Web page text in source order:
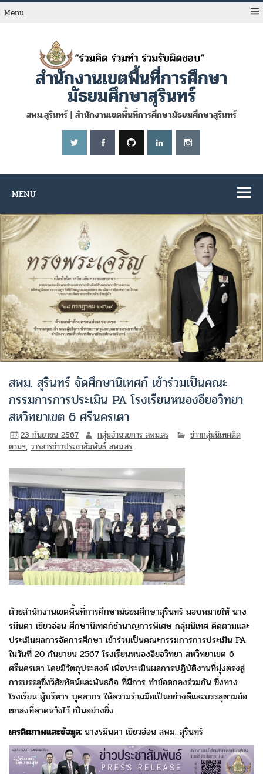
Skip
toMenu
สำนักงานเขตพื้นที่การศึกษา
มัธยมศึกษาสุรินทร์
สพม.สุรินทร์ | สำนักงานเขตพื้นที่การศึกษามัธยมศึกษาสุรินทร์
MENU
สพม. สุรินทร์ จัดศึกษานิเทศก์ เข้าร่วมเป็นคณะ
กรรมการการประเมิน PA โรงเรียนหนองอียอวิทยา
สหวิทยาเขต 6 ศรีนครเตา
23 กันยายน 2567 กลุ่มอำนวยการ สพม.สร
ข่าวกลุ่มนิเทศติด
ตามฯ,วารสารข่าวประชาสัมพันธ์ สพม.สร
ด้วยสำนักงานเขตพื้นที่การศึกษามัธยมศึกษาสุรินทร์ มอบหมายให้ นาง
รมีนตา เขียวอ่อน ศึกษานิเทศก์ชำนาญการพิเศษ กลุ่มนิเทศ ติดตามและ
ประเมินผลการจัดการศึกษา เข้าร่วมเป็นคณะกรรมการการประเมิน PA
ในวันที่ 20 กันยายน 2567 โรงเรียนหนองอียอวิทยา สหวิทยาเขต 6
ศรีนครเตา โดยมีวัตถุประสงค์ เพื่อประเมินผลการปฏิบัติงานที่มุ่งตรงสู่
การบรรลุซึ่งวิสัยทัศน์และพันธกิจ ที่มีการ ทำข้อตกลงร่วมกัน ซึ่งทาง
โรงเรียน ผู้บริหาร บุคลากร ให้ความร่วมมือเป็นอย่างดีและบรรลุตามข้อ
ตกลงที่คาดหวังไว้ เป็นอย่างยิ่ง
เครดิตภาพและข้อมูล:นางรมีนตา เขียวอ่อน สพม. สุรินทร์